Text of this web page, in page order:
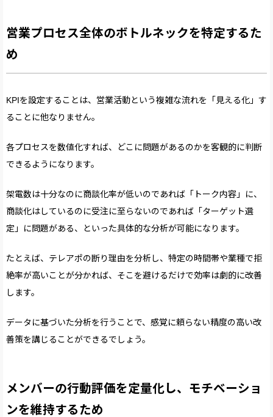
営業プロセス全体のボトルネックを特定するた
め
KPIを設定することは、営業活動という複雑な流れを「見える化」す
ることに他なりません。
各プロセスを数値化すれば、どこに問題があるのかを客観的に判断
できるようになります。
架電数は十分なのに商談化率が低いのであれば「トーク内容」に、
商談化はしているのに受注に至らないのであれば「ターゲット選
定」に問題がある、といった具体的な分析が可能になります。
たとえば、テレアポの断り理由を分析し、特定の時間帯や業種で拒
絶率が高いことが分かれば、そこを避けるだけで効率は劇的に改善
します。
データに基づいた分析を行うことで、感覚に頼らない精度の高い改
善策を講じることができるでしょう。
メンバーの行動評価を定量化し、モチベーショ
ンを維持するため